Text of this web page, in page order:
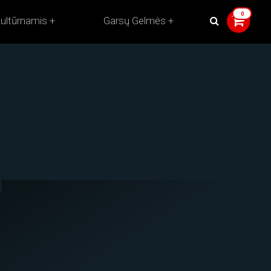
Garsų Gelmės